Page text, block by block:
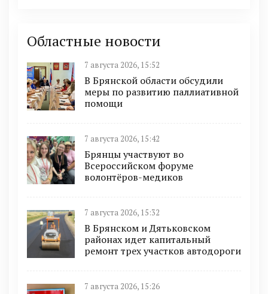
Областные новости
7 августа 2026, 15:52
В Брянской области обсудили
меры по развитию паллиативной
помощи
7 августа 2026, 15:42
Брянцы участвуют во
Всероссийском форуме
волонтёров-медиков
7 августа 2026, 15:32
В Брянском и Дятьковском
районах идет капитальный
ремонт трех участков автодороги
7 августа 2026, 15:26